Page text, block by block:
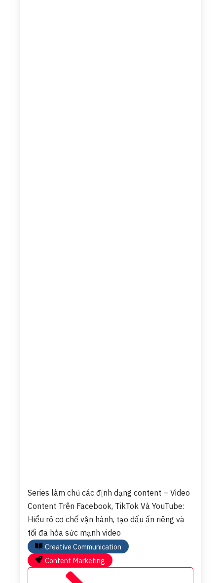
Series làm chủ các định dạng content – Video
Content Trên Facebook, TikTok Và YouTube:
Hiểu rõ cơ chế vận hành, tạo dấu ấn riêng và
tối đa hóa sức mạnh video
Creative Communication
Content Marketing